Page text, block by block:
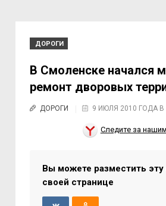
ДОРОГИ
В Смоленске начался
ремонт дворовых
ДОРОГИ 9 ИЮЛЯ 2010 ГОДА В
Следите за
Вы можете разместить эту
своей странице